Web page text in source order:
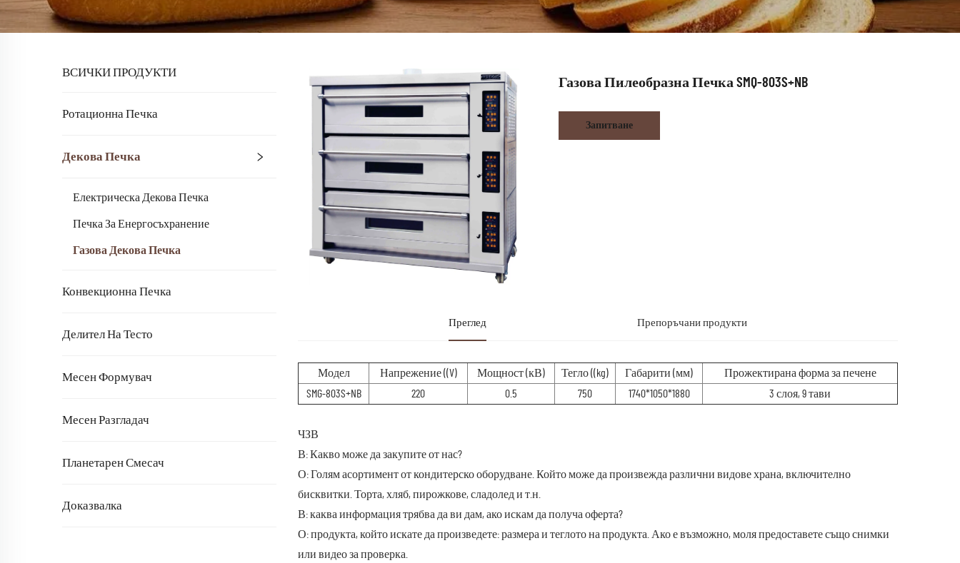
ВСИЧКИ ПРОДУКТИ
Ротационна Печка
Декова Печка
Електрическа Декова Печка
Печка За Енергосъхранение
Газова Декова Печка
Конвекционна Печка
Делител На Тесто
Месен Формувач
Месен Разгладач
Планетарен Смесач
Доказвалка
Газова Пилеобразна Печка SMQ-803S+NB
Запитване
Преглед Препоръчани продукти
Модел Напрежение ((V) Мощност (кВ) Тегло ((kg) Габарити (мм)
Прожектирана форма за печене
SMG-803S+NB
220 0.5 750 1740*1050*1880 3 слоя, 9 тави
ЧЗВ
В: Какво може да закупите от нас?
О: Голям асортимент от кондитерско оборудване. Който може да произвежда различни видове храна, включително
бисквитки. Торта, хляб, пирожкове, сладолед и т.н.
В: каква информация трябва да ви дам, ако искам да получа оферта?
О: продукта, който искате да произведете: размера и теглото на продукта. Ако е възможно, моля предоставете също снимки
или видео за проверка.